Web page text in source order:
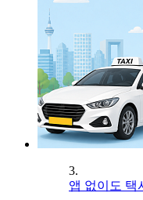
3.
앱 없이도 택